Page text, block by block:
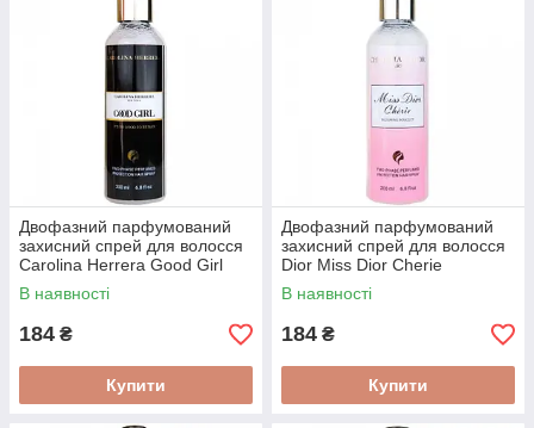
Двофазний парфумований
захисний спрей для волосся
Carolina Herrera Good Girl
200 мл
В наявності
184 ₴
Купити
Двофазний парфумований
захисний спрей для волосся
Dior Miss Dior Cherie
Blooming Bouquet 200 мл
В наявності
184 ₴
Купити